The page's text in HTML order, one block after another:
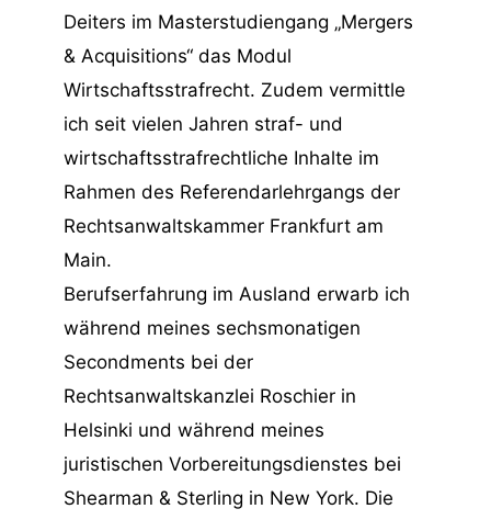
Deiters im Masterstudiengang „Mergers
& Acquisitions“ das Modul
Wirtschaftsstrafrecht. Zudem vermittle
ich seit vielen Jahren straf- und
wirtschaftsstrafrechtliche Inhalte im
Rahmen des Referendarlehrgangs der
Rechtsanwaltskammer Frankfurt am
Main.
Berufserfahrung im Ausland erwarb ich
während meines sechsmonatigen
Secondments bei der
Rechtsanwaltskanzlei Roschier in
Helsinki und während meines
juristischen Vorbereitungsdienstes bei
Shearman & Sterling in New York. Die